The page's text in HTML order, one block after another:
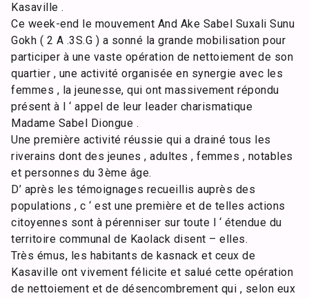
Kasaville .
Ce week-end le mouvement And Ake Sabel Suxali Sunu
Gokh ( 2 A .3S.G ) a sonné la grande mobilisation pour
participer à une vaste opération de nettoiement de son
quartier , une activité organisée en synergie avec les
femmes , la jeunesse, qui ont massivement répondu
présent à l ‘ appel de leur leader charismatique
Madame Sabel Diongue .
Une première activité réussie qui a drainé tous les
riverains dont des jeunes , adultes , femmes , notables
et personnes du 3ème âge.
D’ après les témoignages recueillis auprès des
populations , c ‘ est une première et de telles actions
citoyennes sont à pérenniser sur toute l ‘ étendue du
territoire communal de Kaolack disent – elles.
Très émus, les habitants de kasnack et ceux de
Kasaville ont vivement félicite et salué cette opération
de nettoiement et de désencombrement qui , selon eux